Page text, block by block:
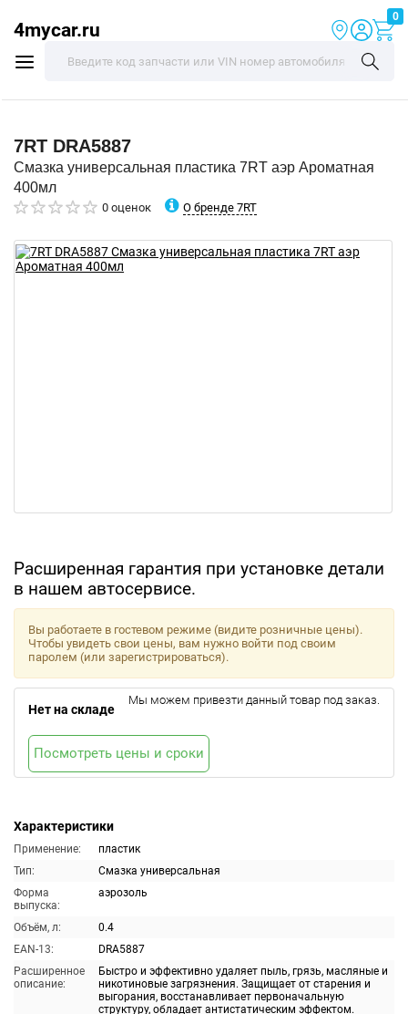
4mycar.ru
0
7RT DRA5887
Смазка универсальная пластика 7RT аэр Ароматная
400мл
0 оценок О бренде 7RT
Расширенная гарантия при установке детали
в нашем автосервисе.
Характеристики
Применение:
пластик
Тип:
Смазка универсальная
Форма
выпуска:
аэрозоль
Объём, л:
0.4
EAN-13:
DRA5887
Расширенное
описание:
Быстро и эффективно удаляет пыль, грязь, масляные и
никотиновые загрязнения. Защищает от старения и
выгорания, восстанавливает первоначальную
структуру, обладает антистатическим эффектом.
Вы работаете в гостевом режиме (видите розничные цены).
Чтобы увидеть свои цены, вам нужно войти под своим
паролем (или зарегистрироваться).
Нет на складе
Мы можем привезти данный товар под заказ.
Посмотреть цены и сроки